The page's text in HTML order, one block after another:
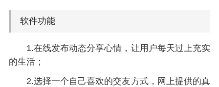
软件功能
1.在线发布动态分享心情，让用户每天过上充实
的生活；
2.选择一个自己喜欢的交友方式，网上提供的真